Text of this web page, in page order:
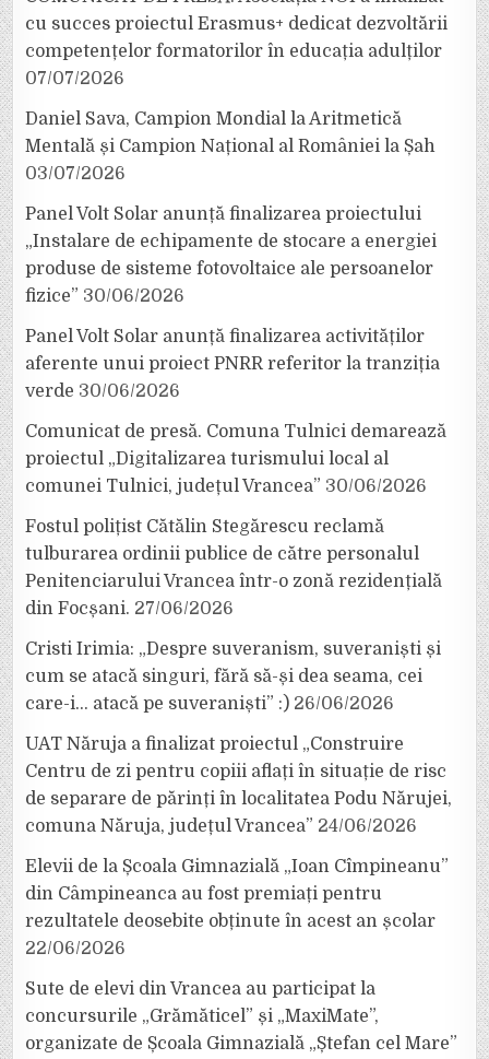
cu succes proiectul Erasmus+ dedicat dezvoltării
competențelor formatorilor în educația adulților
07/07/2026
Daniel Sava, Campion Mondial la Aritmetică
Mentală și Campion Național al României la Șah
03/07/2026
Panel Volt Solar anunță finalizarea proiectului
„Instalare de echipamente de stocare a energiei
produse de sisteme fotovoltaice ale persoanelor
fizice” 30/06/2026
Panel Volt Solar anunță finalizarea activităților
aferente unui proiect PNRR referitor la tranziția
verde 30/06/2026
Comunicat de presă. Comuna Tulnici demarează
proiectul „Digitalizarea turismului local al
comunei Tulnici, județul Vrancea” 30/06/2026
Fostul polițist Cătălin Stegărescu reclamă
tulburarea ordinii publice de către personalul
Penitenciarului Vrancea într-o zonă rezidențială
din Focșani. 27/06/2026
Cristi Irimia: „Despre suveranism, suveraniști și
cum se atacă singuri, fără să-și dea seama, cei
care-i… atacă pe suveraniști” :) 26/06/2026
UAT Năruja a finalizat proiectul „Construire
Centru de zi pentru copiii aflați în situație de risc
de separare de părinți în localitatea Podu Nărujei,
comuna Năruja, județul Vrancea” 24/06/2026
Elevii de la Școala Gimnazială „Ioan Cîmpineanu”
din Câmpineanca au fost premiați pentru
rezultatele deosebite obținute în acest an școlar
22/06/2026
Sute de elevi din Vrancea au participat la
concursurile „Grămăticel” și „MaxiMate”,
organizate de Școala Gimnazială „Ștefan cel Mare”